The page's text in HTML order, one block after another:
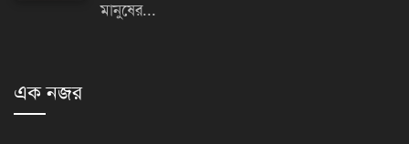
মানুষের...
এক নজর